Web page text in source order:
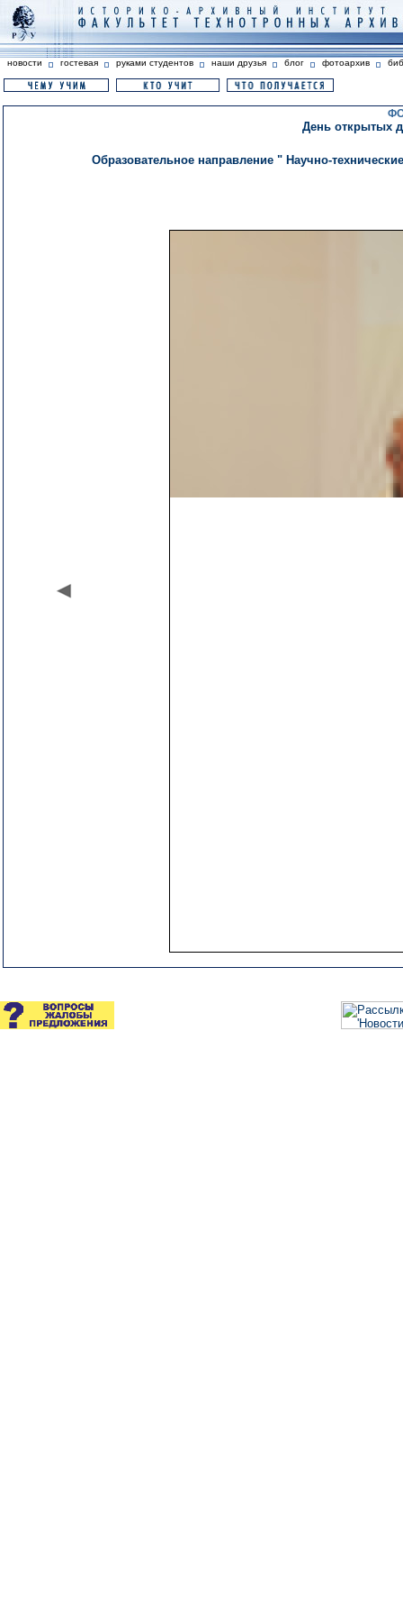
новости гостевая руками студентов наши друзья блог фотоархив
День открытых
Образовательное направление " Научно-